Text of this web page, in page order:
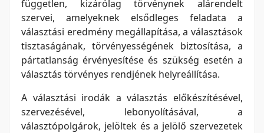
független, kizárólag törvénynek alárendelt
szervei, amelyeknek elsődleges feladata a
választási eredmény megállapítása, a választások
tisztaságának, törvényességének biztosítása, a
pártatlanság érvényesítése és szükség esetén a
választás törvényes rendjének helyreállítása.
A választási irodák a választás előkészítésével,
szervezésével, lebonyolításával, a
választópolgárok, jelöltek és a jelölő szervezetek